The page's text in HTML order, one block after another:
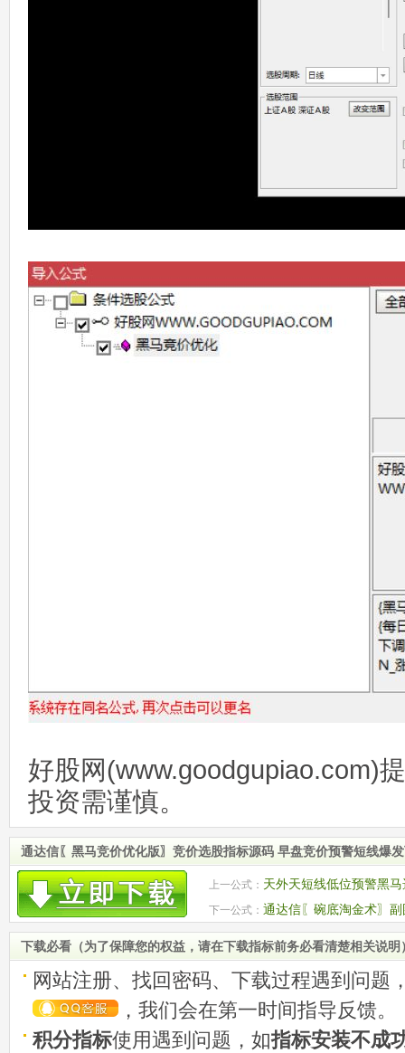
好股网(www.goodgupiao.com)
投资需谨慎。
通达信〖黑马竞价优化版〗竞价选股指标源码 早盘竞价预警短线爆
上一公式： 天外天短线低位预警黑
下一公式： 通达信〖碗底淘金术〗
底机会 源码
下载必看（为了保障您的权益，请在下载指标前务必看清楚相关说明
网站注册、找回密码、下载过程遇到问题
，我们会在第一时间指导反馈。
积分指标使用遇到问题，如指标安装不成